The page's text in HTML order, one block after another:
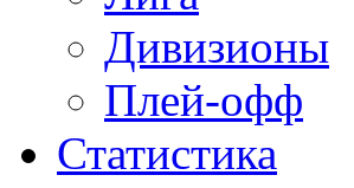
Дивизионы
Плей-офф
Статистика